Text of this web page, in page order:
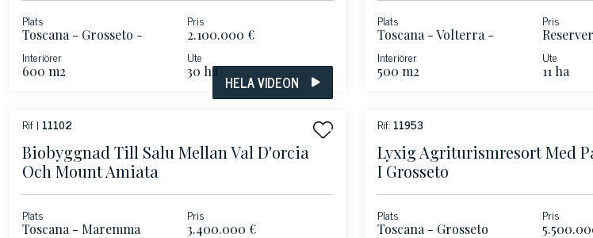
Plats
Toscana - Grosseto -
Pris
2.100.000 €
Interiörer
600 m2
Ute
30 ha
Plats
Toscana - Volterra -
Certaldo
Pris
Interiörer
500 m2
Ute
11 ha
HELA VIDEON
Rif | 11102
Biobyggnad Till Salu Mellan Val D'orcia
Och Mount Amiata
Plats
Toscana - Maremma
Pris
3.400.000 €
Rif: 11953
Lyxig Agriturismresort Med
I Grosseto
Plats
Toscana - Grosseto
Pris